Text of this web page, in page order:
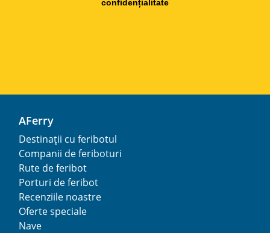
confidențialitate
AFerry
Destinații cu feribotul
Companii de feriboturi
Rute de feribot
Porturi de feribot
Recenziile noastre
Oferte speciale
Nave